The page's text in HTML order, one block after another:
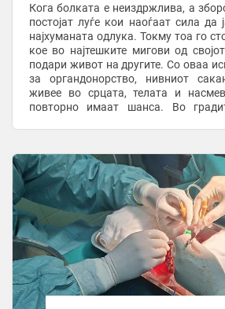
Кога болката е неиздржлива, а
постојат луѓе кои наоѓаат сила да
најхуманата одлука. Токму тоа го
кое во најтешките мигови од
подари живот на другите. Со оваа
за органдонорство, нивниот
живее во срцата, телата и
повторно имаат шанса. Во